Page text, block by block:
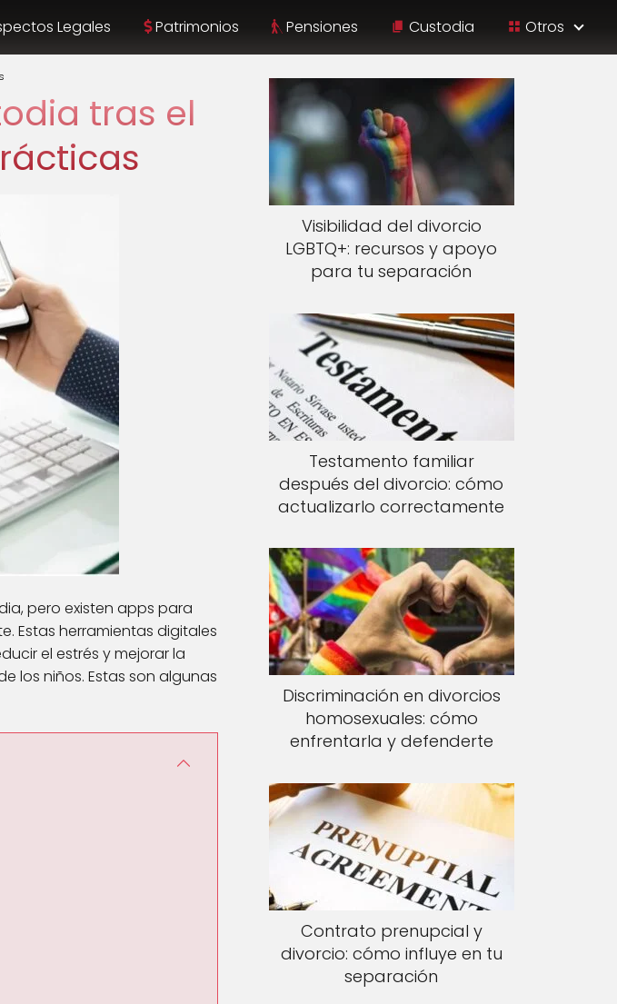
Legales Patrimonios Pensiones Custodia Otros
tras el
pero existen apps para
Estas herramientas digitales
el estrés y mejorar la
los niños. Estas son algunas
Visibilidad del divorcio
LGBTQ+: recursos y apoyo
para tu separación
Testamento familiar
después del divorcio: cómo
actualizarlo correctamente
Discriminación en divorcios
homosexuales: cómo
enfrentarla y defenderte
Contrato prenupcial y
divorcio: cómo influye en tu
separación